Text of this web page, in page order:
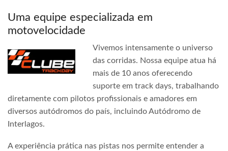
Uma equipe especializada em
motovelocidade
Vivemos intensamente o universo
das corridas. Nossa equipe atua há
mais de 10 anos oferecendo
suporte em track days, trabalhando
diretamente com pilotos profissionais e amadores em
diversos autódromos do país, incluindo Autódromo de
Interlagos.
A experiência prática nas pistas nos permite entender a